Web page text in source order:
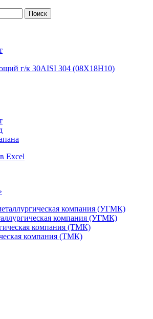
г/к 30AISI 304 (08Х18Н10)
Excel
компания (УГМК)
компания (ТМК)